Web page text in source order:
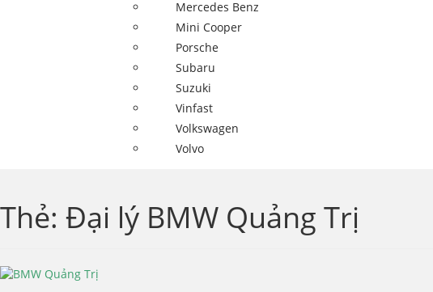
Mercedes Benz
Mini Cooper
Porsche
Subaru
Suzuki
Vinfast
Volkswagen
Volvo
Thẻ: Đại lý BMW Quảng Trị